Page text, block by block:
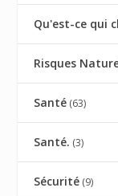
Qu'est-ce qui
Risques
Santé (63)
Santé. (3)
Sécurité (9)